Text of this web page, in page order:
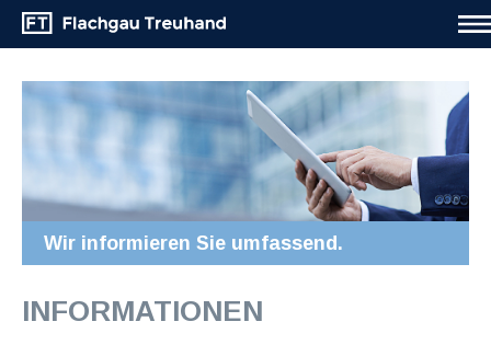
Wir informieren Sie umfassend.
INFORMATIONEN